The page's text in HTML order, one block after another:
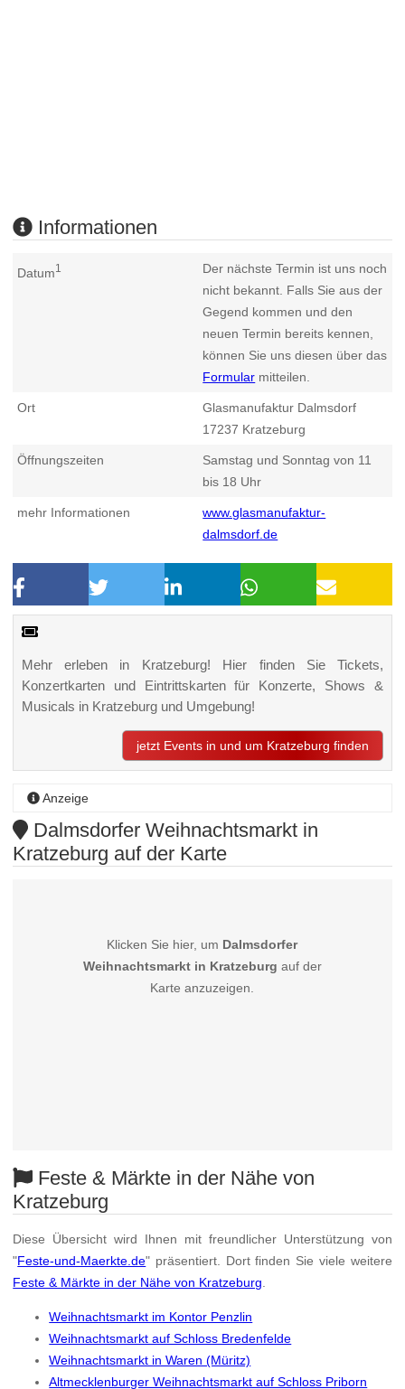
Informationen
Datum1
Der nächste Termin ist uns noch
nicht bekannt. Falls Sie aus der
Gegend kommen und den
neuen Termin bereits kennen,
können Sie uns diesen über das
Formular mitteilen.
Ort
Glasmanufaktur Dalmsdorf
17237 Kratzeburg
Öffnungszeiten
Samstag und Sonntag von 11
bis 18 Uhr
mehr Informationen
www.glasmanufaktur-
dalmsdorf.de
Mehr erleben in Kratzeburg! Hier finden Sie Tickets,
Konzertkarten und Eintrittskarten für Konzerte, Shows &
Musicals in Kratzeburg und Umgebung!
jetzt Events in und um Kratzeburg finden
Anzeige
Dalmsdorfer Weihnachtsmarkt in
Kratzeburg auf der Karte
Klicken Sie hier, um Dalmsdorfer
Weihnachtsmarkt in Kratzeburg auf der
Karte anzuzeigen.
Feste & Märkte in der Nähe von
Kratzeburg
Diese Übersicht wird Ihnen mit freundlicher Unterstützung von
"Feste-und-Maerkte.de" präsentiert. Dort finden Sie viele weitere
Feste & Märkte in der Nähe von Kratzeburg
Weihnachtsmarkt im Kontor Penzlin
Weihnachtsmarkt auf Schloss Bredenfelde
Weihnachtsmarkt in Waren (Müritz)
Altmecklenburger Weihnachtsmarkt auf Schloss Priborn